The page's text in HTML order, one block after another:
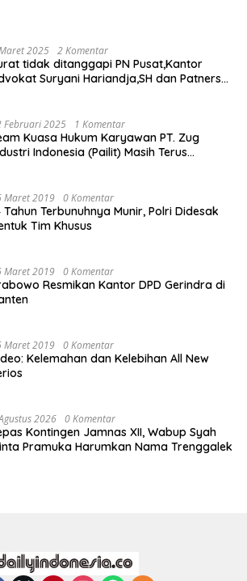
2025 2 Komentar
tidak ditanggapi PN Pusat,Kantor
Suryani Hariandja,SH dan Patners
Februari 2025 1 Komentar
Kuasa Hukum Karyawan PT. Zug
Indonesia (Pailit) Masih Terus
Maret 2019 0 Komentar
Tahun Terbunuhnya Munir, Polri Didesak
Tim Khusus
Maret 2019 0 Komentar
Resmikan Kantor DPD Gerindra di
Maret 2019 0 Komentar
Kelemahan dan Kelebihan All New
2026 0 Komentar
Kontingen Jamnas XII, Wabup Syah
Pramuka Harumkan Nama Trenggalek